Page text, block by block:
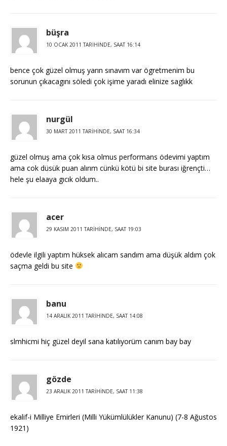
büşra
10 OCAK 2011 TARIHINDE, SAAT 16:14
bence çok güzel olmuş yarın sınavım var ögretmenim bu
sorunun çıkacagını söledi çok işime yaradı elinize saglıkk
nurgül
30 MART 2011 TARIHINDE, SAAT 16:34
güzel olmuş ama çok kısa olmus performans ödevimi yaptım
ama cok düsük puan alırım cünkü kötü bi site burası iğrençti…
hele şu elaaya gıcık oldum..
acer
29 KASIM 2011 TARIHINDE, SAAT 19:03
ödevle ilgili yaptım hüksek alıcam sandım ama düşük aldım çok
saçma geldi bu site
banu
14 ARALIK 2011 TARIHINDE, SAAT 14:08
slmhicmi hiç güzel deyil sana katılıyorüm canım bay bay
gözde
23 ARALIK 2011 TARIHINDE, SAAT 11:38
ekalif-i Milliye Emirleri (Milli Yükümlülükler Kanunu) (7-8 Ağustos
1921)